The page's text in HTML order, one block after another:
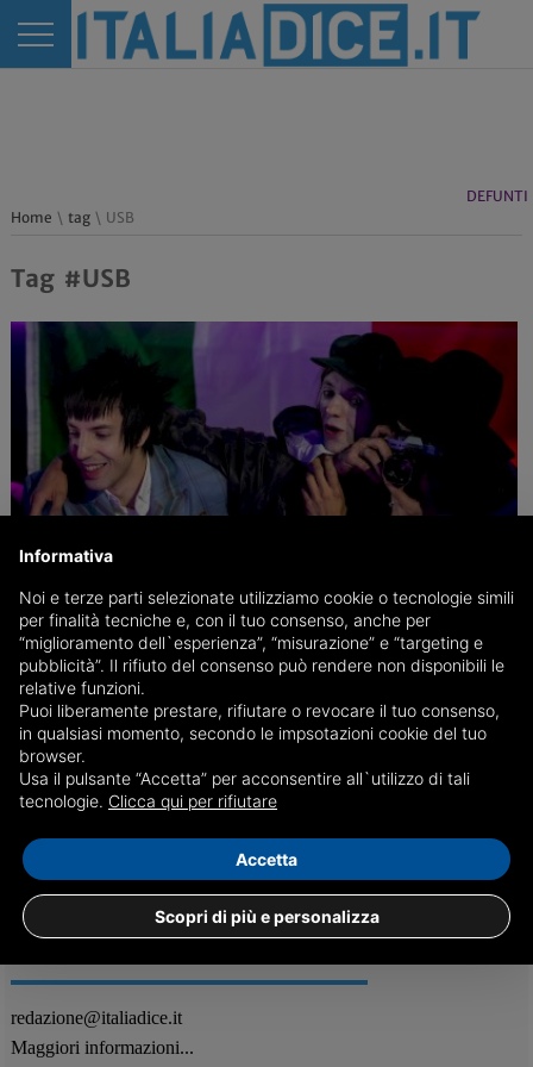
DEFUNTI
Home \ tag\ USB
Tag #USB
Avviata una petizione per ritirare l’Italia
dall’Eurovision 2026
Usb-Rai lancia una campagna di firme in vista del contest che si terrà
a maggio a Vienna, segno di protesta per la confermata presenza
dell’Israele alla competizione
22/12 Attualità
redazione@italiadice.it
Maggiori informazioni...
Informativa
Noi e terze parti selezionate utilizziamo cookie o tecnologie simili
per finalità tecniche e, con il tuo consenso, anche per
“miglioramento dell`esperienza”, “misurazione” e “targeting e
pubblicità”. Il rifiuto del consenso può rendere non disponibili le
relative funzioni.
Puoi liberamente prestare, rifiutare o revocare il tuo consenso,
in qualsiasi momento, secondo le impsotazioni cookie del tuo
browser.
Usa il pulsante “Accetta” per acconsentire all`utilizzo di tali
tecnologie. Clicca qui per rifiutare
Scopri di più e personalizza
Accetta